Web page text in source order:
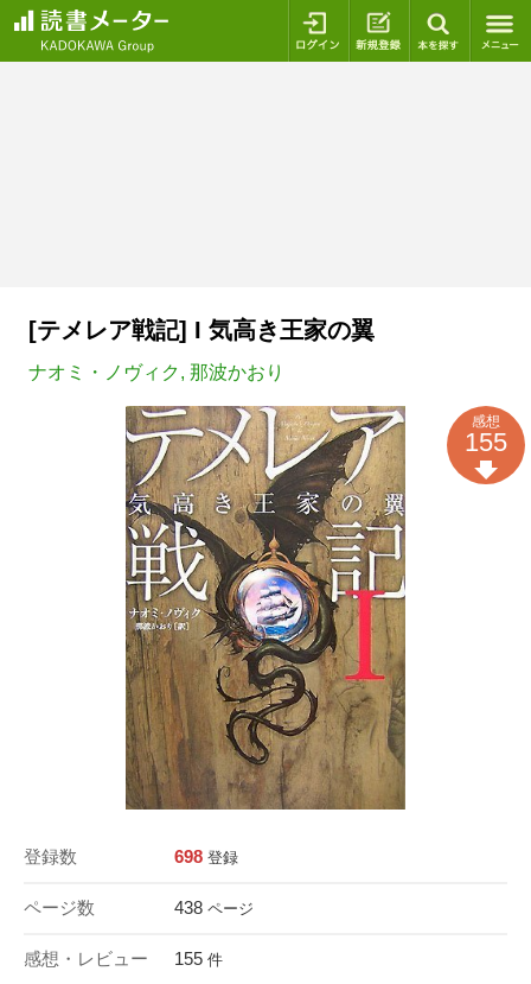
ログイン 新規登録
[テメレア戦記] I 気高き王家の翼
ナオミ・ノヴィク, 那波かおり
登録数 698 登録
ページ数 438 ページ
感想・レビュー 155 件
感想
155